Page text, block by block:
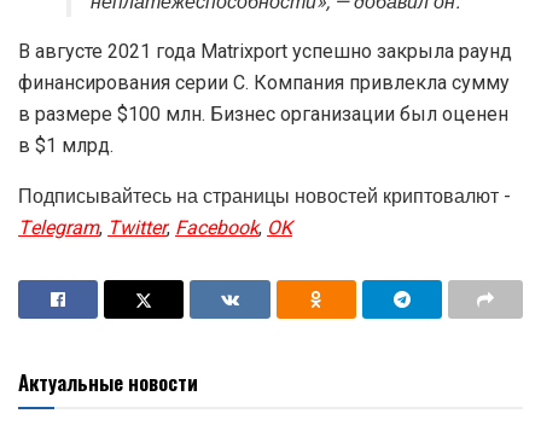
В августе 2021 года Matrixport успешно закрыла раунд
финансирования серии C. Компания привлекла сумму
в размере $100 млн. Бизнес организации был оценен
в $1 млрд.
Подписывайтесь на страницы новостей криптовалют -
Telegram,Twitter,Facebook,OK
Актуальные новости